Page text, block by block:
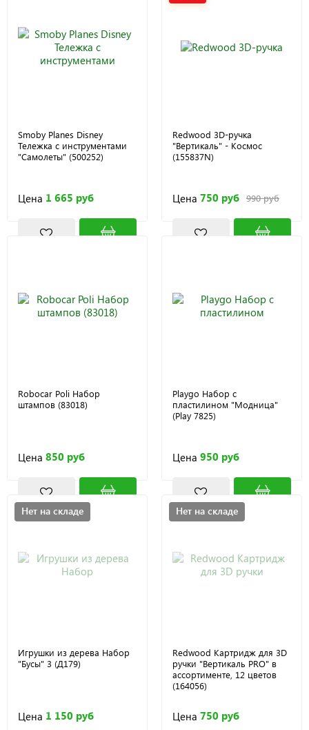
Smoby Planes Disney
Тележка с инструментами
"Самолеты" (500252)
Цена 1 665 руб
Redwood 3D-ручка
"Вертикаль" - Космос
(155837N)
Цена 750 руб 990 руб
Robocar Poli Набор
штампов (83018)
Цена 850 руб
Playgo Набор с
пластилином "Модница"
(Play 7825)
Цена 950 руб
Нет на складе
Игрушки из дерева Набор
"Бусы" 3 (Д179)
Цена 1 150 руб
Нет на складе
Redwood Картридж для 3D
ручки "Вертикаль PRO" в
ассортименте, 12 цветов
(164056)
Цена 750 руб